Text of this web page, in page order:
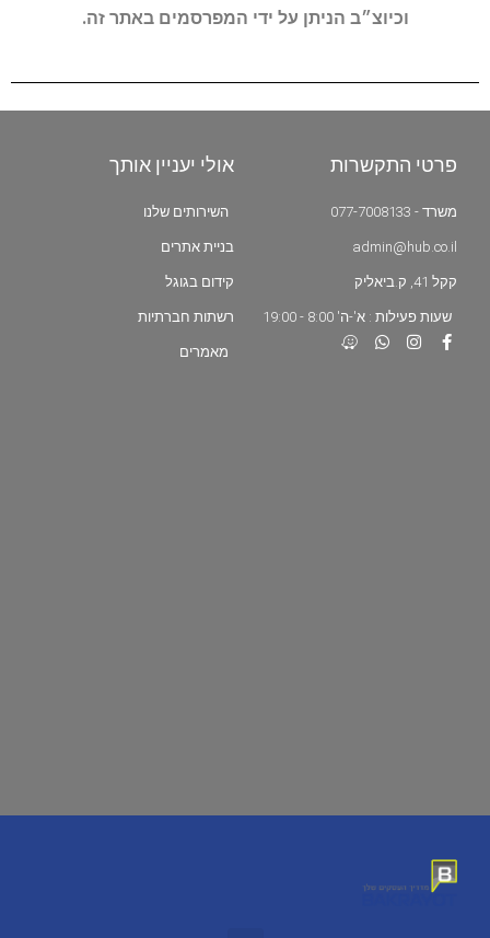
וכיוצ״ב הניתן על ידי המפרסמים באתר זה.
פרטי התקשרות
משרד - 077-7008133
admin@hub.co.il
קקל 41, ק.ביאליק
שעות פעילות : א'-ה' 8:00 - 19:00
אולי יעניין אותך
השירותים שלנו
בניית אתרים
קידום בגוגל
רשתות חברתיות
מאמרים